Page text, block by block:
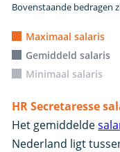
Bovenstaande bedragen
Maximaal salaris
Gemiddeld salaris
Minimaal salaris
HR Secretaresse
Het gemiddelde
Nederland ligt